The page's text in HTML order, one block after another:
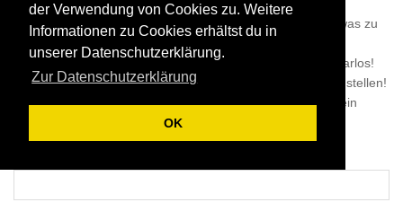
der Verwendung von Cookies zu. Weitere
Informationen zu Cookies erhältst du in
unserer Datenschutzerklärung.
Zur Datenschutzerklärung
OK
Hier kannst du ein Bild melden. Bitte schreibe uns kurz etwas zu
Unsere Bilder erscheinen von unserer Seite aus kommentarlos!
Wir wollen und werden mit unseren Bilder niemanden bloßstellen!
Unserer Meinung nach gibt es Bereiche, in denen "auch" ein
Karnevalist ein Recht auf Privatsphäre hat.